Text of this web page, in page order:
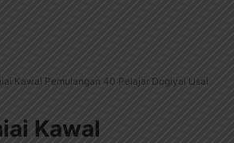
Kawal Pemulangan 40 Pelajar Dogiyai Usai
Kawal